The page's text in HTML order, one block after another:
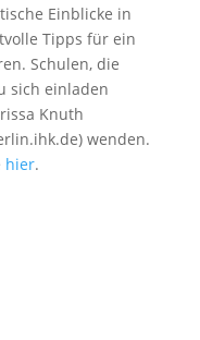
Einblicke in
Tipps für ein
Schulen, die
sich einladen
Knuth
wenden.
hier.